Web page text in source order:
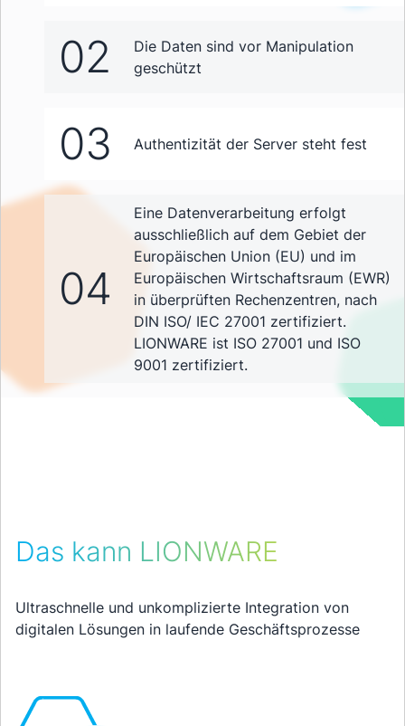
02
Die Daten sind vor Manipulation
geschützt
03 Authentizität der Server steht fest
04
Eine Datenverarbeitung erfolgt
ausschließlich auf dem Gebiet der
Europäischen Union (EU) und im
Europäischen Wirtschaftsraum (EWR)
in überprüften Rechenzentren, nach
DIN ISO/ IEC 27001 zertifiziert.
LIONWARE ist ISO 27001 und ISO
9001 zertifiziert.
Das kann LIONWARE
Ultraschnelle und unkomplizierte Integration von
digitalen Lösungen in laufende Geschäftsprozesse